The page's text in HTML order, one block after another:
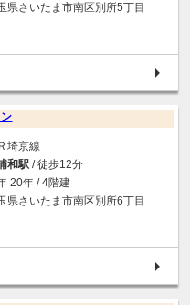
県さいたま市南区別所5丁目
埼京線
和駅 / 徒歩12分
20年 / 4階建
県さいたま市南区別所6丁目